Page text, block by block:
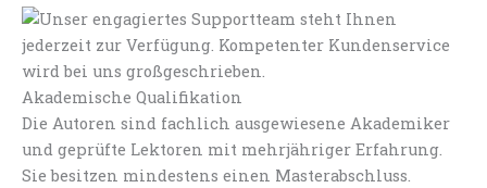
Akademische Qualifikation
Die Autoren sind fachlich ausgewiesene Akademiker
und geprüfte Lektoren mit mehrjähriger Erfahrung.
Sie besitzen mindestens einen Masterabschluss.